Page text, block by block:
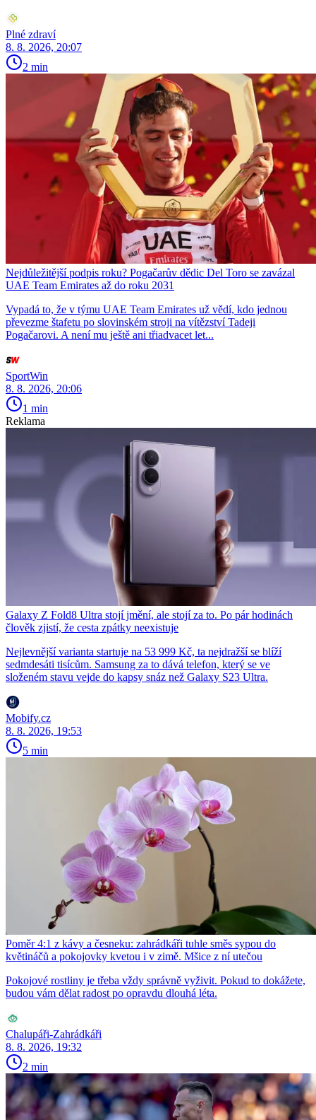
Plné zdraví
8. 8. 2026, 20:07
2 min
Nejdůležitější podpis roku? Pogačarův dědic Del Toro se zavázal
UAE Team Emirates až do roku 2031
Vypadá to, že v týmu UAE Team Emirates už vědí, kdo jednou
převezme štafetu po slovinském stroji na vítězství Tadeji
Pogačarovi. A není mu ještě ani třiadvacet let...
SportWin
8. 8. 2026, 20:06
1 min
Reklama
Galaxy Z Fold8 Ultra stojí jmění, ale stojí za to. Po pár hodinách
člověk zjistí, že cesta zpátky neexistuje
Nejlevnější varianta startuje na 53 999 Kč, ta nejdražší se blíží
sedmdesáti tisícům. Samsung za to dává telefon, který se ve
složeném stavu vejde do kapsy snáz než Galaxy S23 Ultra.
Mobify.cz
8. 8. 2026, 19:53
5 min
Poměr 4:1 z kávy a česneku: zahrádkáři tuhle směs sypou do
květináčů a pokojovky kvetou i v zimě. Mšice z ní utečou
Pokojové rostliny je třeba vždy správně vyživit. Pokud to dokážete,
budou vám dělat radost po opravdu dlouhá léta.
Chalupáři-Zahrádkáři
8. 8. 2026, 19:32
2 min